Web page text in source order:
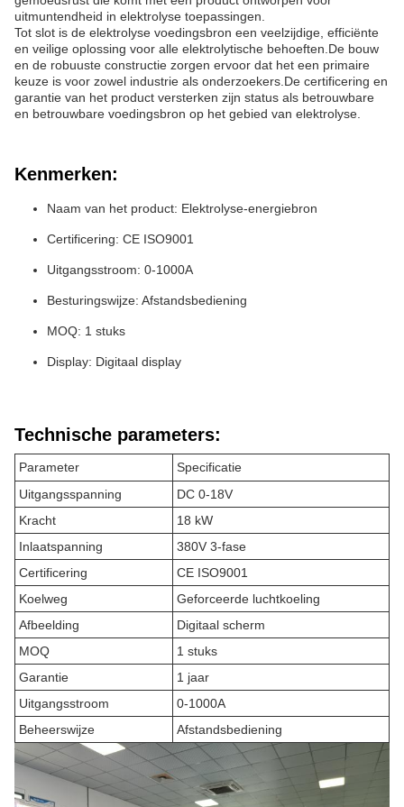
uitmuntendheid in elektrolyse toepassingen.
Tot slot is de elektrolyse voedingsbron een veelzijdige, efficiënte
en veilige oplossing voor alle elektrolytische behoeften.De bouw
en de robuuste constructie zorgen ervoor dat het een primaire
keuze is voor zowel industrie als onderzoekers.De certificering en
garantie van het product versterken zijn status als betrouwbare
en betrouwbare voedingsbron op het gebied van elektrolyse.
Kenmerken:
Naam van het product: Elektrolyse-energiebron
Certificering: CE ISO9001
Uitgangsstroom: 0-1000A
Besturingswijze: Afstandsbediening
MOQ: 1 stuks
Display: Digitaal display
Technische parameters:
Parameter
Specificatie
Uitgangsspanning
DC 0-18V
Kracht
18 kW
Inlaatspanning
380V 3-fase
Certificering
CE ISO9001
Koelweg
Geforceerde luchtkoeling
Afbeelding
Digitaal scherm
MOQ
1 stuks
Garantie
1 jaar
Uitgangsstroom
0-1000A
Beheerswijze
Afstandsbediening